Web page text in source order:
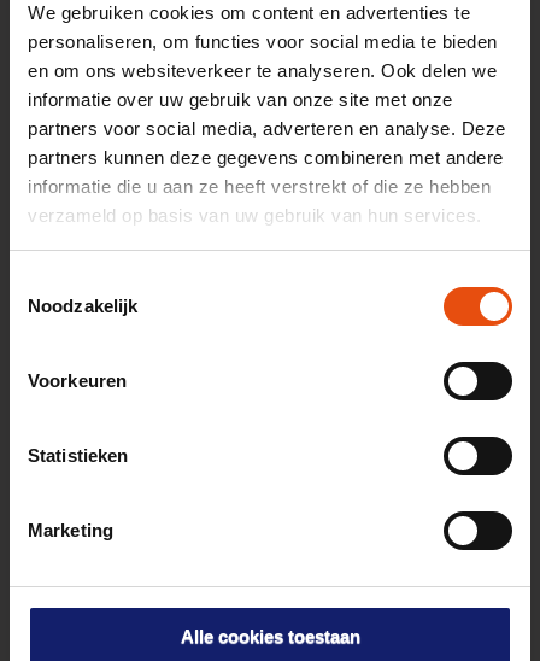
We gebruiken cookies om content en advertenties te
personaliseren, om functies voor social media te bieden
en om ons websiteverkeer te analyseren. Ook delen we
informatie over uw gebruik van onze site met onze
partners voor social media, adverteren en analyse. Deze
partners kunnen deze gegevens combineren met andere
informatie die u aan ze heeft verstrekt of die ze hebben
verzameld op basis van uw gebruik van hun services.
Noodzakelijk
Voorkeuren
Statistieken
Marketing
Alle cookies toestaan
actie!
WWFT (najaar) l 4 november 2026
Events
WWFT en AMLR (najaar)
Medezeggenschapsrecht
Letselschade bij vliegrampen
Actualiteiten Bestuursrecht
Beslag- en executierecht
Vaardighedencursus Familierecht
Actualiteiten Relatievermogensrecht
Actualiteiten Goederenrecht
Letselschade
Actualiteiten Arbeidsrecht najaar
Actualiteiten Bouwrecht
Actualiteiten Omgevingsrecht